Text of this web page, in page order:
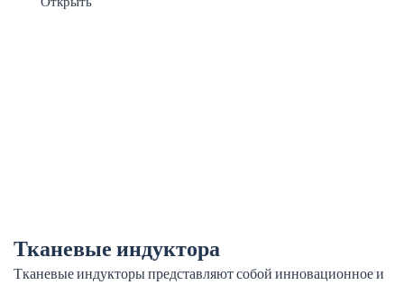
Тканевые индуктора
Тканевые индукторы представляют собой инновационное и